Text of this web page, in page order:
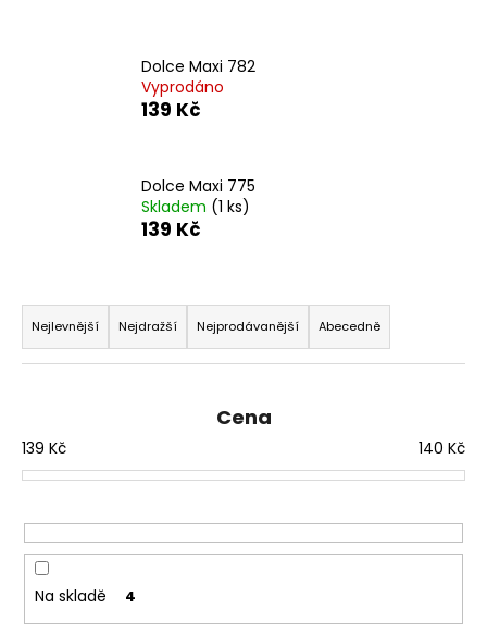
Dolce Maxi 782
Vyprodáno
139 Kč
Dolce Maxi 775
Skladem (1 ks)
139 Kč
Ř
a
z
í
p
o
d
u
k
Nejlevnější Nejdražší Nejprodávanější Abecedně
Cena
139 Kč 140 Kč
Na skladě 4